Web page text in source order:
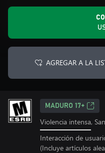
AGREGAR A LA
MADURO 17+
Violencia intensa,
Interacción de
(Incluye artículos